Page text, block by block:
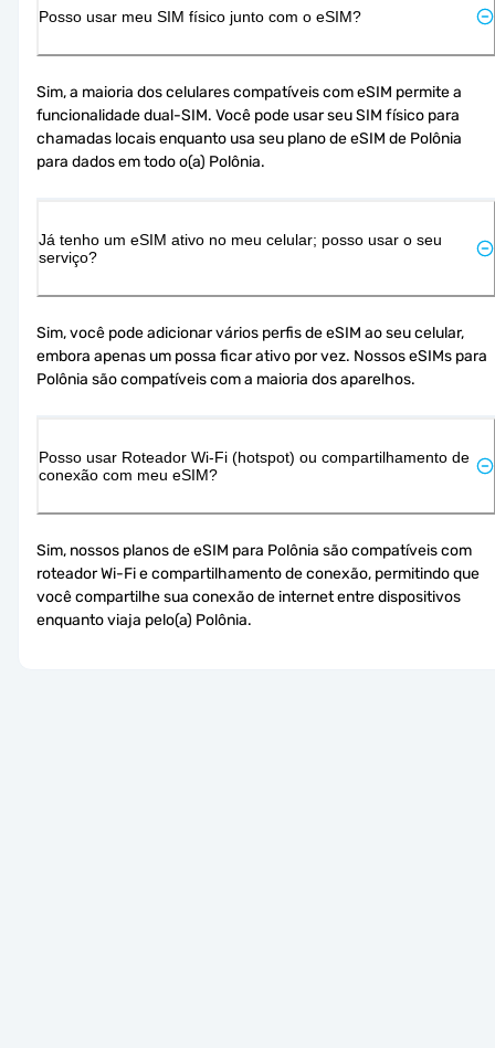
Posso usar meu SIM físico junto com o eSIM?
Sim, a maioria dos celulares compatíveis com eSIM permite a
funcionalidade dual-SIM. Você pode usar seu SIM físico para
chamadas locais enquanto usa seu plano de eSIM de Polônia
para dados em todo o(a) Polônia.
Já tenho um eSIM ativo no meu celular; posso usar o seu
serviço?
Sim, você pode adicionar vários perfis de eSIM ao seu celular,
embora apenas um possa ficar ativo por vez. Nossos eSIMs para
Polônia são compatíveis com a maioria dos aparelhos.
Posso usar Roteador Wi-Fi (hotspot) ou compartilhamento de
conexão com meu eSIM?
Sim, nossos planos de eSIM para Polônia são compatíveis com
roteador Wi-Fi e compartilhamento de conexão, permitindo que
você compartilhe sua conexão de internet entre dispositivos
enquanto viaja pelo(a) Polônia.